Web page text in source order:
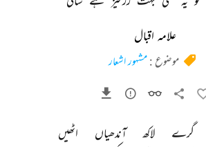
علامہ اقبال
موضوع :مشہور اشعار
گرے لاکھ آندھیاں
اٹھیں